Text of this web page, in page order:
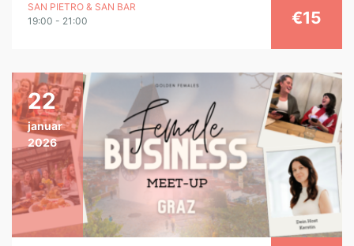
SAN PIETRO & SAN BAR
19:00 - 21:00
€15
22
januar
2026